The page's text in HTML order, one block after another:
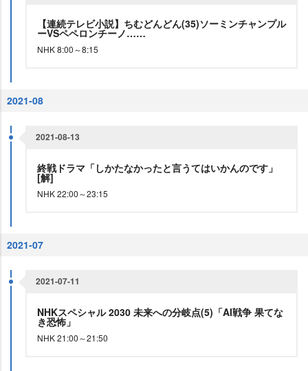
【連続テレビ小説】ちむどんどん(35)ソーミンチャンプル
ーVSペペロンチーノ……
NHK 8:00～8:15
2021-08
2021-08-13
終戦ドラマ「しかたなかったと言うてはいかんのです」
[解]
NHK 22:00～23:15
2021-07
2021-07-11
NHKスペシャル 2030 未来への分岐点(5)「AI戦争 果てな
き恐怖」
NHK 21:00～21:50